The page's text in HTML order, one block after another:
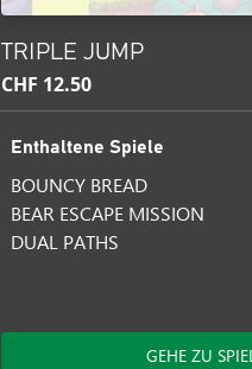
TRIPLE JUMP
CHF 12.50
Enthaltene Spiele
BOUNCY BREAD
BEAR ESCAPE MISSION
DUAL PATHS
GEHE ZU